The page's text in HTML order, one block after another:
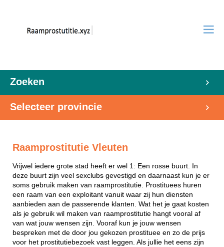
Zoeken
Selecteer provincie
Raamprostitutie Vleuten
Vrijwel iedere grote stad heeft er wel 1: Een rosse buurt. In
deze buurt zijn veel sexclubs gevestigd en daarnaast kun je er
soms gebruik maken van raamprostitutie. Prostituees huren
een raam van een exploitant vanuit waar zij hun diensten
aanbieden aan de passerende klanten. Wat het je gaat kosten
als je gebruik wil maken van raamprostitutie hangt vooral af
van wat jouw wensen zijn. Vooraf kun je jouw wensen
bespreken met de door jou gekozen prostituee en zo de prijs
voor het prostitutiebezoek vast leggen. Als jullie het eens zijn